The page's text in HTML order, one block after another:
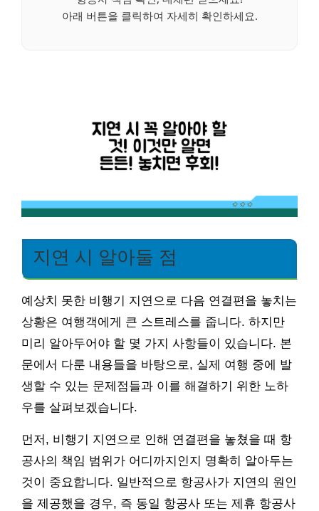
아래 버튼을 클릭하여 자세히 확인하세요.
지연 시 알아둘 점
예상치 못한 비행기 지연으로 다음 연결편을 놓치는
상황은 여행객에게 큰 스트레스를 줍니다. 하지만
미리 알아두어야 할 몇 가지 사항들이 있습니다. 본
문에서 다룬 내용들을 바탕으로, 실제 여행 중에 발
생할 수 있는 문제점들과 이를 해결하기 위한 노하
우를 살펴보겠습니다.
먼저, 비행기 지연으로 인해 연결편을 놓쳤을 때 항
공사의 책임 범위가 어디까지인지 명확히 알아두는
것이 중요합니다. 일반적으로 항공사가 지연의 원인
을 제공했을 경우, 즉 동일 항공사 또는 제휴 항공사